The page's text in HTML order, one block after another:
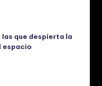
que despierta la
espacio